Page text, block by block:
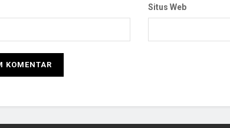
Situs Web